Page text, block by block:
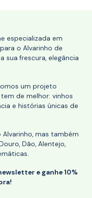
especializada em
o Alvarinho de
sua frescura, elegância
um projeto
de melhor: vinhos
e histórias únicas de
mas também
Dão, Alentejo,
e ganhe 10%